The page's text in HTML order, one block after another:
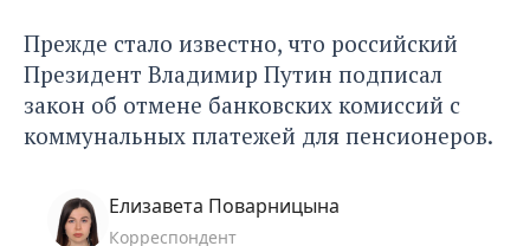
Прежде стало известно, что российский
Президент Владимир Путин подписал
закон об отмене банковских комиссий с
коммунальных платежей для пенсионеров.
Елизавета Поварницына
Корреспондент